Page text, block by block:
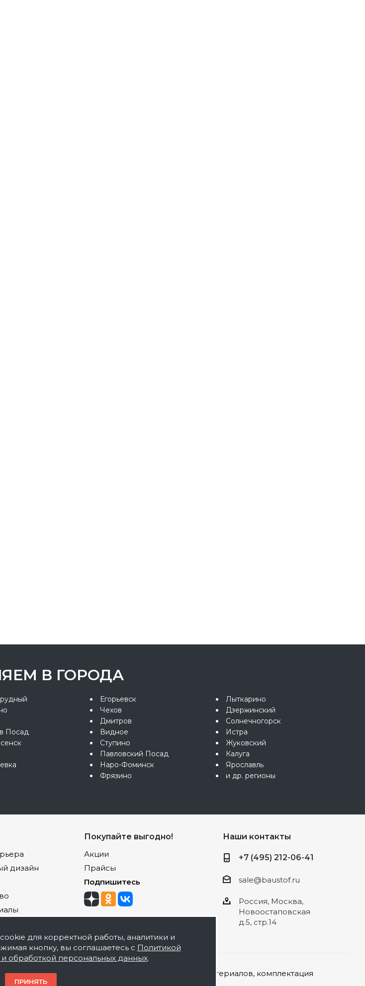
В ГОРОДА
Посад
Егорьевск
Чехов
Дмитров
Видное
Ступино
Павловский Посад
Наро-Фоминск
Фрязино
Лыткарино
Дзержинский
Солнечногорск
Истра
Жуковский
Калуга
Ярославль
и др. регионы
дизайн
Покупайте выгодно!
Акции
Прайсы
Подпишитесь
Наши контакты
+7 (495) 212-06-41
sale@baustof.ru
Россия, Москва,
Новоостаповская
д.5, стр.14
оптовая и розничная продажа строительных материалов, комплектация
и не является публичной офертой.
для корректной работы, аналитики и
кнопку, вы соглашаетесь с Политикой
обработкой персональных данных.
ПРИНЯТЬ